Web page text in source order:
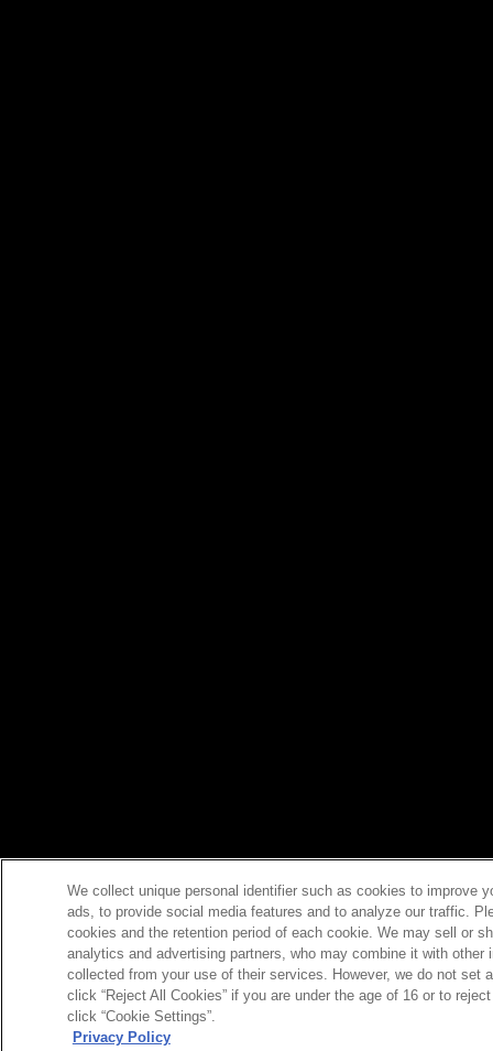
We collect unique personal identifier such as cookies to improve
ads, to provide social media features and to analyze our traffic.
cookies and the retention period of each cookie. We may sell or
analytics and advertising partners, who may combine it with
collected from your use of their services. However, we do not set
click “Reject All Cookies” if you are under the age of 16 or to
click “Cookie Settings”.
Privacy Policy